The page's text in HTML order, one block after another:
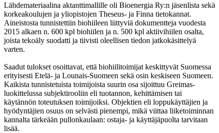
Lähdemateriaalina aktanttimallille oli Bioenergia Ry:n jäsenlista sekä
korkeakoulujen ja yliopistojen Theseus- ja Finna tietokannat.
Aineistosta tunnistettiin biohiileen liittyviä dokumentteja vuodesta
2015 alkaen n. 600 kpl biohiilen ja n. 500 kpl aktiivihiilen osalta,
joista tekoäly suodatti ja tiivisti oleellisen tiedon jatkokäsittelyä
varten.
Saadut tulokset osoittavat, että biohiilitoimijat keskittyvät Suomessa
erityisesti Etelä- ja Lounais-Suomeen sekä osin keskiseen Suomeen.
Kaikista tunnistetuista toimijoista suurin osa sijoittuu Greimas-
luokittelussa subjektirooliin eli tuotannon, kehittämisen tai
käytännön toteutuksen toimijoiksi. Objektien eli loppukäyttäjien ja
hyödyntäjien osuus on selvästi pienempi, mikä viittaa liiketoiminnan
kannalta tärkeään pullonkaulaan: ostaja- ja käyttäjäpuolta tarvitaan
lisää.